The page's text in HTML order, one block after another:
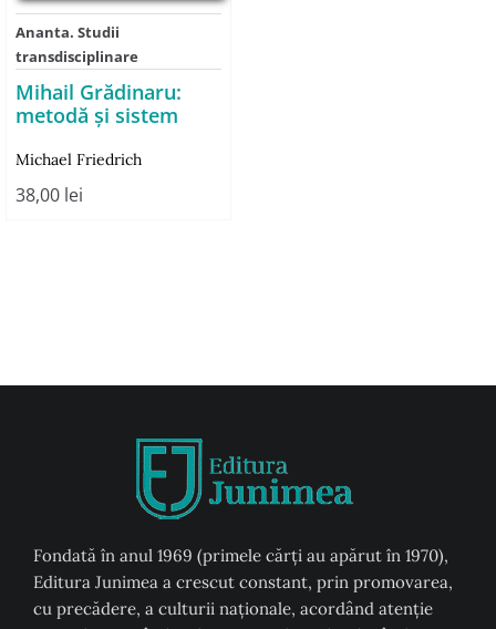
Ananta. Studii
transdisciplinare
Mihail Grădinaru:
metodă şi sistem
Michael Friedrich
38,00 lei
Fondată în anul 1969 (primele cărți au apărut în 1970),
Editura Junimea a crescut constant, prin promovarea,
cu precădere, a culturii naţionale, acordând atenţie